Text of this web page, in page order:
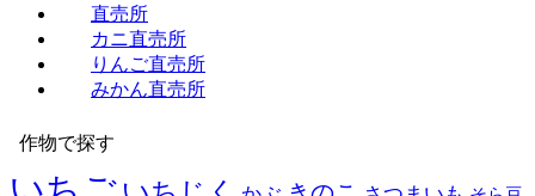
直売所
カニ直売所
りんご直売所
みかん直売所
作物で探す
いちご